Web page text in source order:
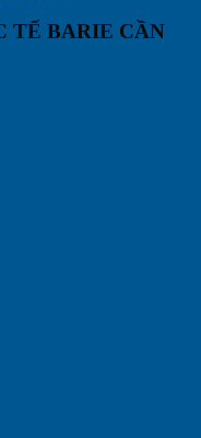
TẾ BARIE CẦN